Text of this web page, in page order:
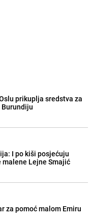
prikuplja sredstva za
I po kiši posjećuju
Lejne Smajić
za pomoć malom Emiru